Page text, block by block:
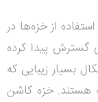
از خزه‌ها در
گسترش پیدا کرده
بسیار زیبایی که
هستند. خزه کاشن